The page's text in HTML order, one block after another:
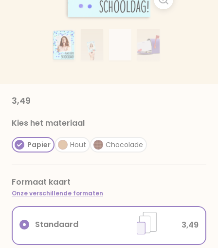
3,49
Kies het materiaal
Papier Hout Chocolade
Formaat kaart
Onze verschillende formaten
Standaard 3,49